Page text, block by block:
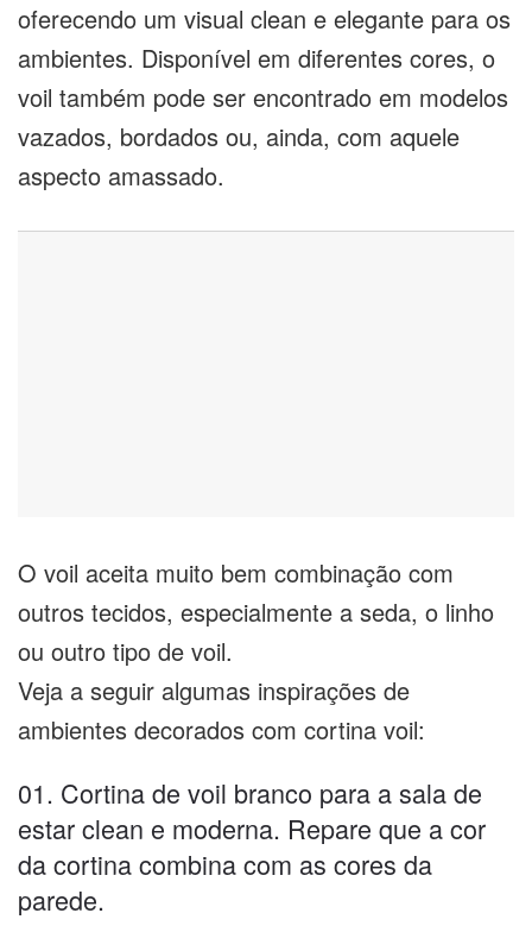
oferecendo um visual clean e elegante para os
ambientes. Disponível em diferentes cores, o
voil também pode ser encontrado em modelos
vazados, bordados ou, ainda, com aquele
aspecto amassado.
O voil aceita muito bem combinação com
outros tecidos, especialmente a seda, o linho
ou outro tipo de voil.
Veja a seguir algumas inspirações de
ambientes decorados com cortina voil:
01. Cortina de voil branco para a sala de
estar clean e moderna. Repare que a cor
da cortina combina com as cores da
parede.